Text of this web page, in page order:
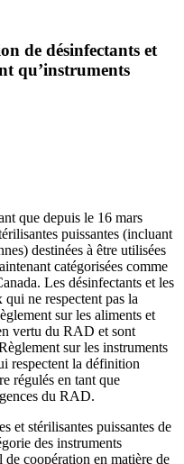
de désinfectants et
qu’instruments
que depuis le 16 mars
puissantes (incluant
destinées à être utilisées
catégorisées comme
Les désinfectants et les
ne respectent pas la
sur les aliments et
vertu du RAD et sont
sur les instruments
respectent la définition
régulés en tant que
du RAD.
et stérilisantes puissantes de
des instruments
coopération en matière de